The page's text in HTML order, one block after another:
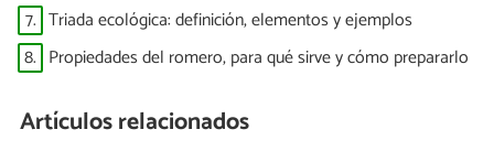
7. Triada ecológica: definición, elementos y ejemplos
8. Propiedades del romero, para qué sirve y cómo prepararlo
Artículos relacionados